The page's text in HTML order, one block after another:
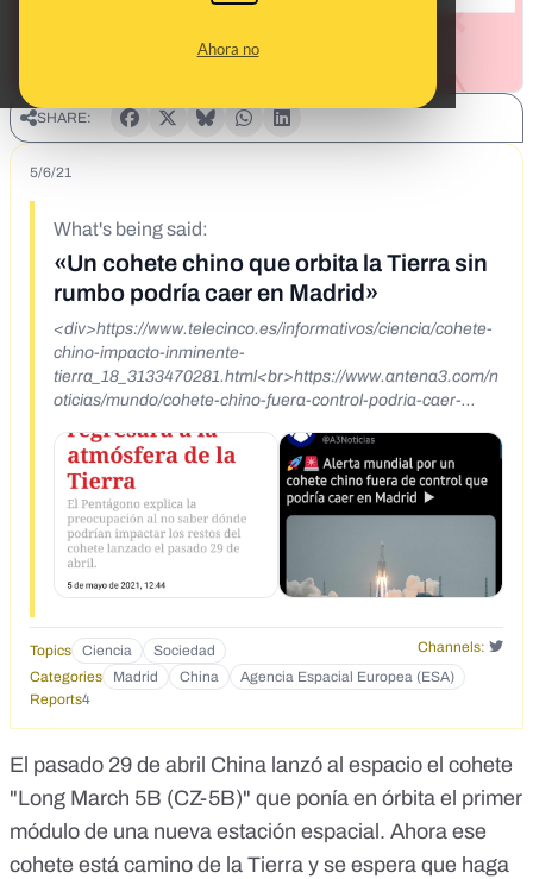
Ahora no
SHARE:
5/6/21
What's being said:
«Un cohete chino que orbita la Tierra sin
rumbo podría caer en Madrid»
<div>https://www.telecinco.es/informativos/ciencia/cohete-
chino-impacto-inminente-
tierra_18_3133470281.html<br>https://www.antena3.com/n
oticias/mundo/cohete-chino-fuera-control-podria-caer-
dias_2021050560937d9d29c3320001d73e69.html<br>
<br></div>
Topics Ciencia Sociedad
Channels:
Categories
Madrid China
Agencia Espacial Europea (ESA)
Reports4
El pasado 29 de abril China lanzó al espacio el cohete
"Long March 5B (CZ-5B)" que ponía en órbita el primer
módulo de una nueva estación espacial. Ahora ese
cohete está camino de la Tierra y se espera que haga